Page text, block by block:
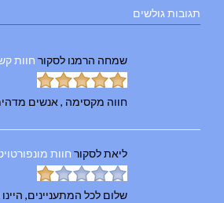
תגובות גולשים
שמחה הרמנו לסקור חוות
חווה מקסימה , אנשים
ליאתלסקור חוות
שלום לכל המתעניינים,